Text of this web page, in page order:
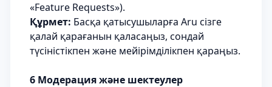
«Feature Requests»).
Құрмет: Басқа қатысушыларға Aru сізге
қалай қарағанын қаласаңыз, сондай
түсіністікпен және мейірімділікпен қараңыз.
6 Модерация және шектеулер